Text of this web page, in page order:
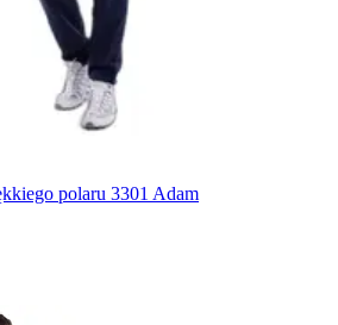
polaru 3301 Adam